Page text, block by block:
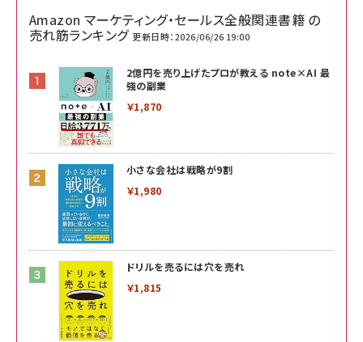
Amazon マーケティング・セールス全般関連書籍 の
売れ筋ランキング 更新日時：2026/06/26 19:00
2億円を売り上げたプロが教える note×AI 最
強の副業
￥1,870
小さな会社は戦略が9割
￥1,980
ドリルを売るには穴を売れ
￥1,815